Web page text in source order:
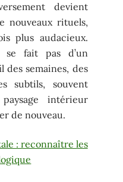
devient
nouveaux rituels,
plus audacieux.
fait pas d’un
des semaines, des
subtils, souvent
intérieur
de nouveau.
: reconnaître les